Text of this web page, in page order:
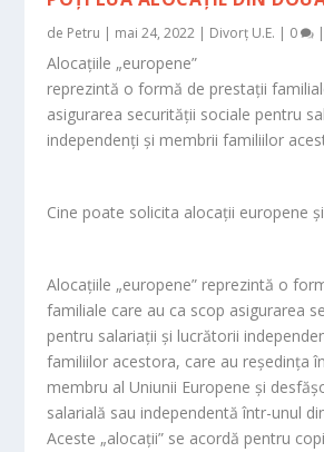
de Petru | mai 24, 2022 | Divorț U.E. | 0
Alocaţiile „europene”
reprezintă o formă de prestaţii
asigurarea securităţii sociale pentru
independenţi şi membrii familiilor
Cine poate solicita alocaţii europene
Alocaţiile „europene” reprezintă o
familiale care au ca scop asigurarea
pentru salariaţii şi lucrătorii
familiilor acestora, care au reşedinţa
membru al Uniunii Europene şi
salarială sau independentă într-unul
Aceste „alocaţii” se acordă pentru